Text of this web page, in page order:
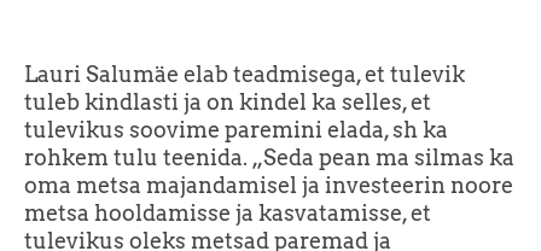
Lauri Salumäe elab teadmisega, et tulevik
tuleb kindlasti ja on kindel ka selles, et
tulevikus soovime paremini elada, sh ka
rohkem tulu teenida. „Seda pean ma silmas ka
oma metsa majandamisel ja investeerin noore
metsa hooldamisse ja kasvatamisse, et
tulevikus oleks metsad paremad ja